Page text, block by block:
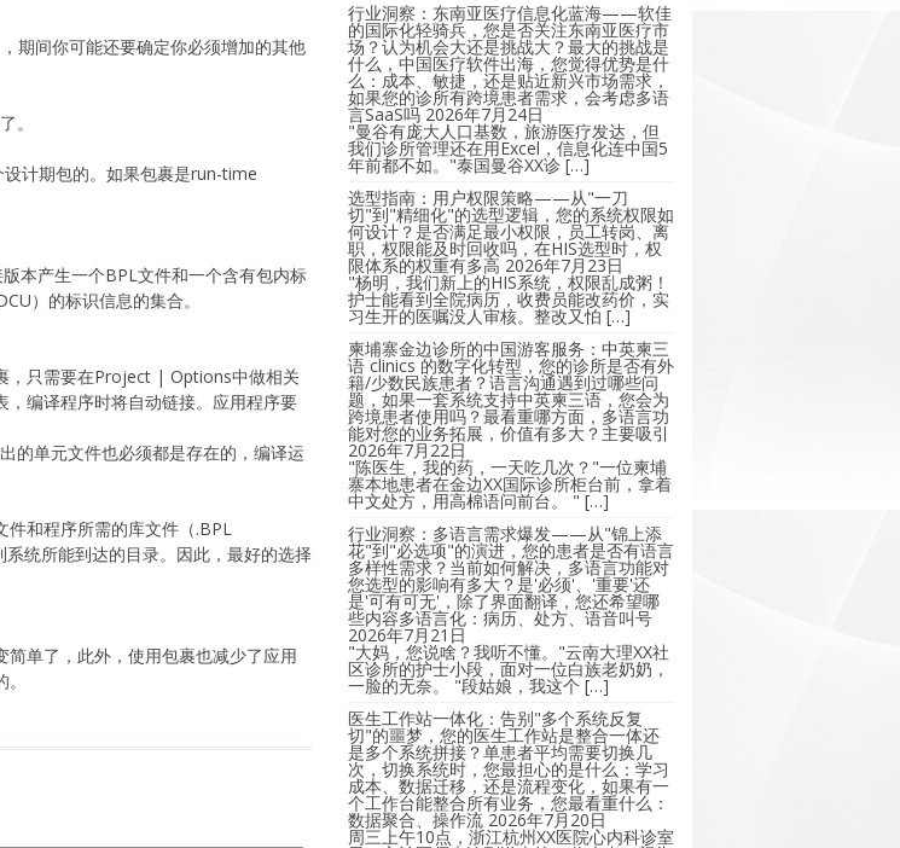
期间你可能还要确定你必须增加的其他
。
计期包的。如果包裹是run-time
本产生一个BPL文件和一个含有包内标
）的标识信息的集合。
，只需要在Project | Options中做相关
编译程序时将自动链接。应用程序要
的单元文件也必须都是存在的，编译运
件和程序所需的库文件（.BPL
统所能到达的目录。因此，最好的选择
单了，此外，使用包裹也减少了应用
行业洞察：东南亚医疗信息化蓝海——软佳
的国际化轻骑兵，您是否关注东南亚医疗市
场？认为机会大还是挑战大？最大的挑战是
什么，中国医疗软件出海，您觉得优势是什
么：成本、敏捷，还是贴近新兴市场需求，
如果您的诊所有跨境患者需求，会考虑多语
言SaaS吗 2026年7月24日
"曼谷有庞大人口基数，旅游医疗发达，但
我们诊所管理还在用Excel，信息化连中国5
年前都不如。"泰国曼谷XX诊 […]
选型指南：用户权限策略——从"一刀
切"到"精细化"的选型逻辑，您的系统权限如
何设计？是否满足最小权限，员工转岗、离
职，权限能及时回收吗，在HIS选型时，权
限体系的权重有多高 2026年7月23日
"杨明，我们新上的HIS系统，权限乱成粥！
护士能看到全院病历，收费员能改药价，实
习生开的医嘱没人审核。整改又怕 […]
柬埔寨金边诊所的中国游客服务：中英柬三
语 clinics 的数字化转型，您的诊所是否有外
籍/少数民族患者？语言沟通遇到过哪些问
题，如果一套系统支持中英柬三语，您会为
跨境患者使用吗？最看重哪方面，多语言功
能对您的业务拓展，价值有多大？主要吸引
2026年7月22日
"陈医生，我的药，一天吃几次？"一位柬埔
寨本地患者在金边XX国际诊所柜台前，拿着
中文处方，用高棉语问前台。 " […]
行业洞察：多语言需求爆发——从"锦上添
花"到"必选项"的演进，您的患者是否有语言
多样性需求？当前如何解决，多语言功能对
您选型的影响有多大？是'必须'、'重要'还
是'可有可无'，除了界面翻译，您还希望哪
些内容多语言化：病历、处方、语音叫号
2026年7月21日
"大妈，您说啥？我听不懂。"云南大理XX社
区诊所的护士小段，面对一位白族老奶奶，
一脸的无奈。 "段姑娘，我这个 […]
医生工作站一体化：告别"多个系统反复
切"的噩梦，您的医生工作站是整合一体还
是多个系统拼接？单患者平均需要切换几
次，切换系统时，您最担心的是什么：学习
成本、数据迁移，还是流程变化，如果有一
个工作台能整合所有业务，您最看重什么：
数据聚合、操作流 2026年7月20日
周三上午10点，浙江杭州XX医院心内科诊室